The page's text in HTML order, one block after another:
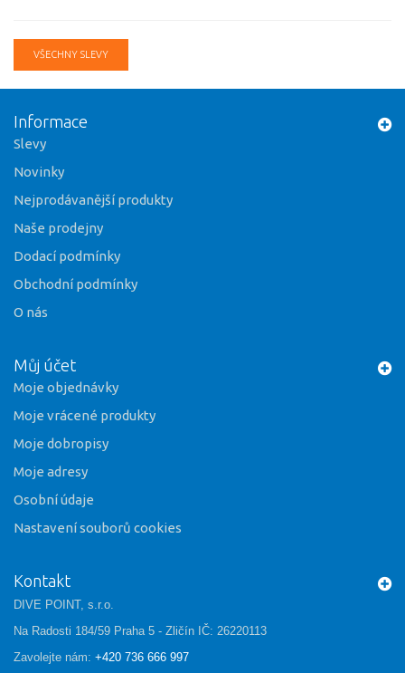
VŠECHNY SLEVY
Informace
Slevy
Novinky
Nejprodávanější produkty
Naše prodejny
Dodací podmínky
Obchodní podmínky
O nás
Můj účet
Moje objednávky
Moje vrácené produkty
Moje dobropisy
Moje adresy
Osobní údaje
Nastavení souborů cookies
Kontakt
DIVE POINT, s.r.o.
Na Radosti 184/59 Praha 5 - Zličín IČ: 26220113
Zavolejte nám: +420 736 666 997